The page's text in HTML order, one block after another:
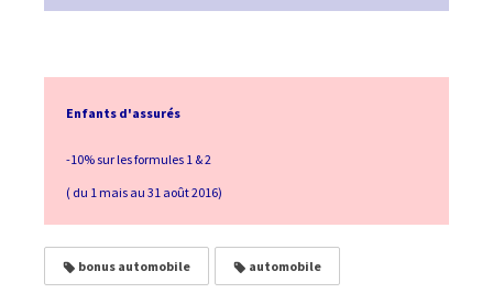
Enfants d'assurés
-10% sur les formules 1 & 2
( du 1 mais au 31 août 2016)
bonus automobile automobile